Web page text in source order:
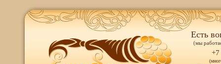
Есть
(мы
+7